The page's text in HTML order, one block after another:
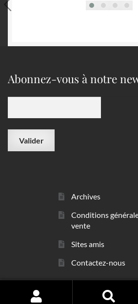
Abonnez-vous à notre
Archives
Conditions
vente
Sites amis
Contactez-nous
© sarl Les Minéraux 2006 - 2026